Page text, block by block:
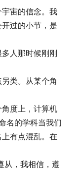
宙的信念。我
过的小节，是
人那时候刚刚
类。从某个角
度上，计算机
名的学科当我们
有点混乱。在
从，我相信，遵